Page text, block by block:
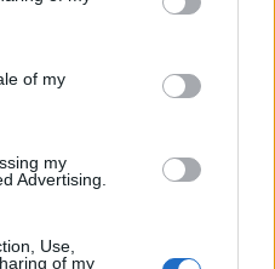
and its third-party tags to
purposes in below Google
of my
my
Advertising.
Use,
of my